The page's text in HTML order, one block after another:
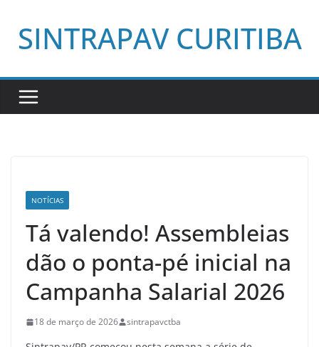
paraSINTRAPAV CURITIBA
NOTÍCIAS
Tá valendo! Assembleias
dão o ponta-pé inicial na
Campanha Salarial 2026
18 de março de 2026 sintrapavctba